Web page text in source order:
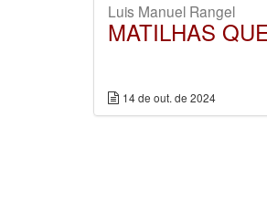
Luis Manuel Rangel
MATILHAS
14 de out. de 2024